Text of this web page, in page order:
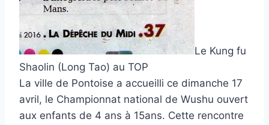
Le Kung fu
Shaolin (Long Tao) au TOP
La ville de Pontoise a accueilli ce dimanche 17
avril, le Championnat national de Wushu ouvert
aux enfants de 4 ans à 15ans. Cette rencontre